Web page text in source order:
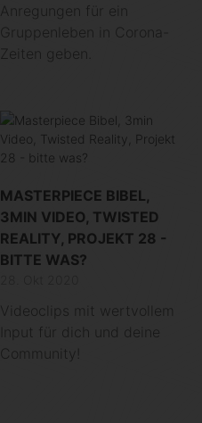
Anregungen für ein
Gruppenleben in Corona-
Zeiten geben.
MASTERPIECE BIBEL,
3MIN VIDEO, TWISTED
REALITY, PROJEKT 28 -
BITTE WAS?
Videoclips mit wertvollem
Input für dich und deine
Community!